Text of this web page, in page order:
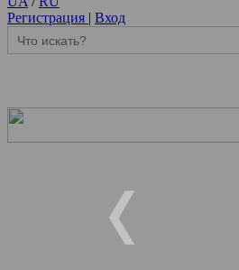
Регистрация | Вход